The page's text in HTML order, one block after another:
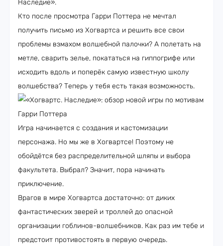
Наследие».
Кто после просмотра Гарри Поттера не мечтал
получить письмо из Хогвартса и решить все свои
проблемы взмахом волшебной палочки? А полетать на
метле, сварить зелье, покататься на гиппогрифе или
исходить вдоль и поперёк самую известную школу
волшебства? Теперь у тебя есть такая возможность.
Игра начинается с создания и кастомизации
персонажа. Но мы же в Хогвартсе! Поэтому не
обойдётся без распределительной шляпы и выбора
факультета. Выбрал? Значит, пора начинать
приключение.
Врагов в мире Хогвартса достаточно: от диких
фантастических зверей и троллей до опасной
организации гоблинов-волшебников. Как раз им тебе и
предстоит противостоять в первую очередь.